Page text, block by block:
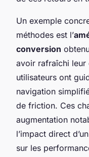
Un exemple
méthodes est l’
conversion
avoir rafraîchi leur
utilisateurs ont
navigation
de friction. Ces
augmentation
l’impact direct d’un
sur les